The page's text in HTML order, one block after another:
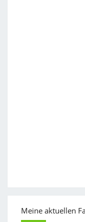
Meine aktuellen